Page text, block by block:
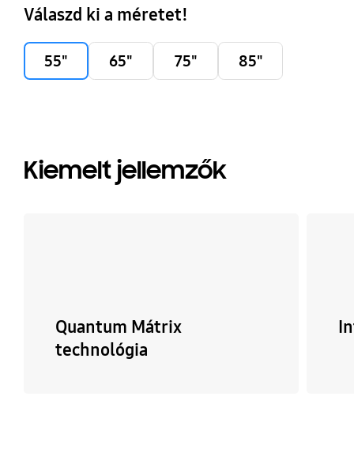
Válaszd ki a méretet!
55" 65" 75" 85"
Kiemelt jellemzők
Quantum Mátrix
technológia